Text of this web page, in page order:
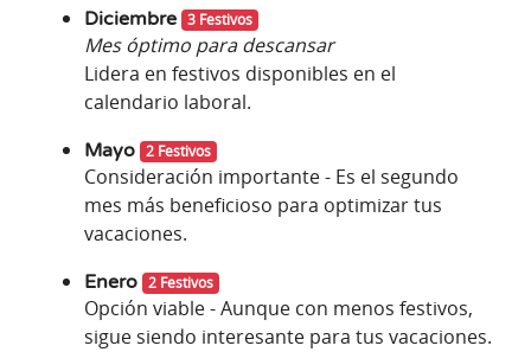
Diciembre 3 Festivos
Mes óptimo para descansar
Lidera en festivos disponibles en el
calendario laboral.
Mayo 2 Festivos
Consideración importante - Es el segundo
mes más beneficioso para optimizar tus
vacaciones.
Enero 2 Festivos
Opción viable - Aunque con menos festivos,
sigue siendo interesante para tus vacaciones.